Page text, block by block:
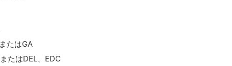
たはGA
たはDEL、EDC